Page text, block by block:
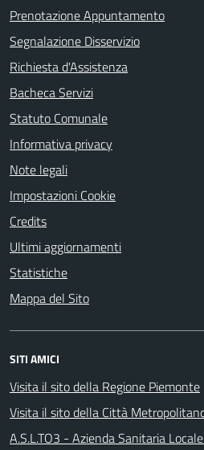
Prenotazione Appuntamento
Segnalazione Disservizio
Richiesta d'Assistenza
Bacheca Servizi
Statuto Comunale
Informativa privacy
Note legali
Impostazioni Cookie
Credits
Ultimi aggiornamenti
Statistiche
Mappa del Sito
SITI AMICI
Visita il sito della Regione Piemonte
Visita il sito della Città
A.S.L.TO3 - Azienda Sanitaria